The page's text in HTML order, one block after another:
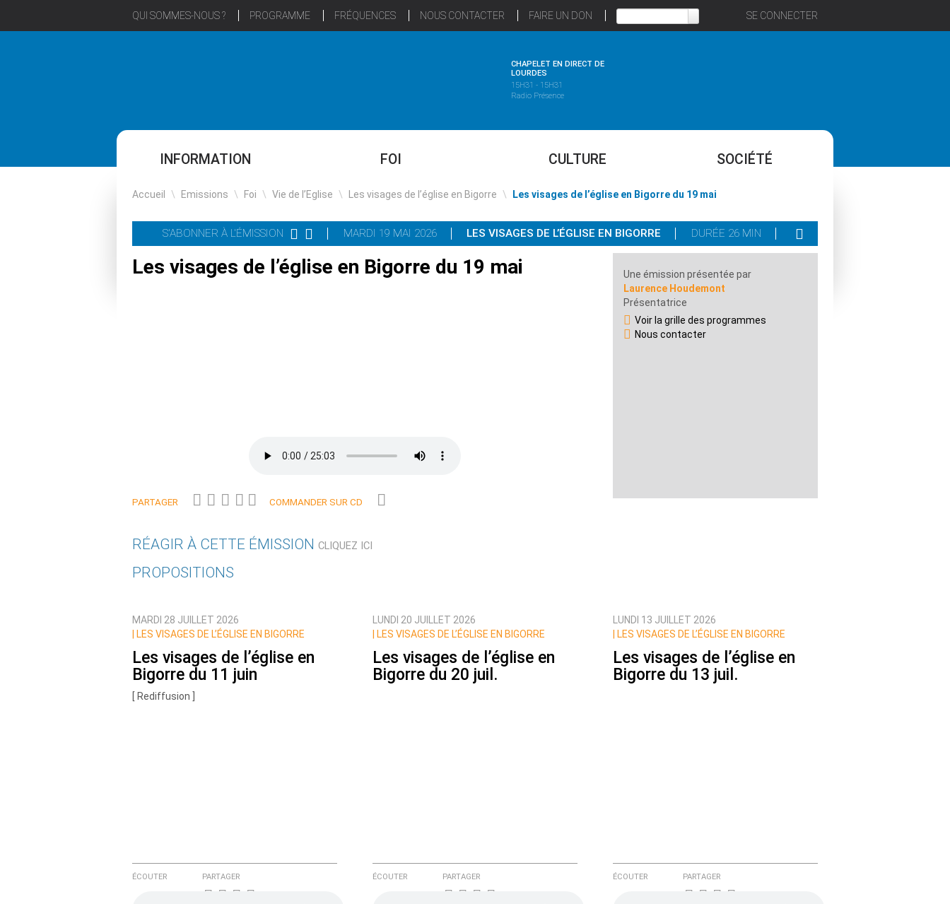
QUI SOMMES-NOUS ? PROGRAMME FRÉQUENCES NOUS CONTACTER FAIRE UN DON SE CONNECTER
CHAPELET EN DIRECT DE
LOURDES
15H31 - 15H31
Radio Présence
INFORMATION FOI CULTURE SOCIÉTÉ
Accueil \ Emissions \ Foi \ Vie de l’Eglise \ Les visages de l’église en Bigorre \ Les visages de l’église en Bigorre du 19 mai
S'ABONNER À L'ÉMISSION MARDI 19 MAI 2026 LES VISAGES DE L’ÉGLISE EN BIGORRE DURÉE 26 MIN
Les visages de l’église en Bigorre du 19 mai
PARTAGER COMMANDER SUR CD
Une émission présentée par
Laurence Houdemont
Présentatrice
Voir la grille des programmes
Nous contacter
RÉAGIR À CETTE ÉMISSION CLIQUEZ ICI
Nom
Courriel (non publié)
PROPOSITIONS
MARDI 28 JUILLET 2026
LES VISAGES DE L’ÉGLISE EN BIGORRE
Les visages de l’église en
Bigorre du 11 juin
[ Rediffusion ]
ÉCOUTER PARTAGER
LUNDI 20 JUILLET 2026
LES VISAGES DE L’ÉGLISE EN BIGORRE
Les visages de l’église en
Bigorre du 20 juil.
ÉCOUTER PARTAGER
LUNDI 13 JUILLET 2026
LES VISAGES DE L’ÉGLISE EN BIGORRE
Les visages de l’église en
Bigorre du 13 juil.
ÉCOUTER PARTAGER